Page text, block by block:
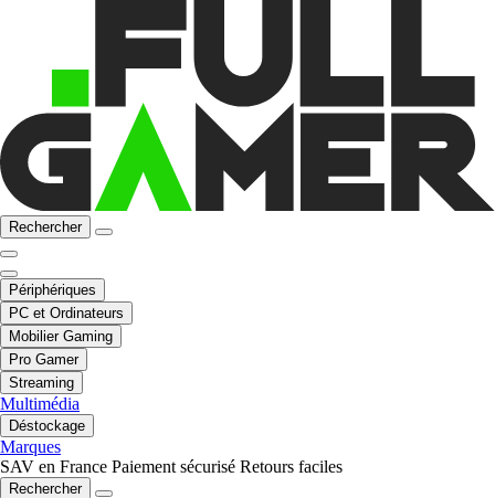
Rechercher
Périphériques
PC et Ordinateurs
Mobilier Gaming
Pro Gamer
Streaming
Multimédia
Déstockage
Marques
SAV en France Paiement sécurisé Retours faciles
Rechercher